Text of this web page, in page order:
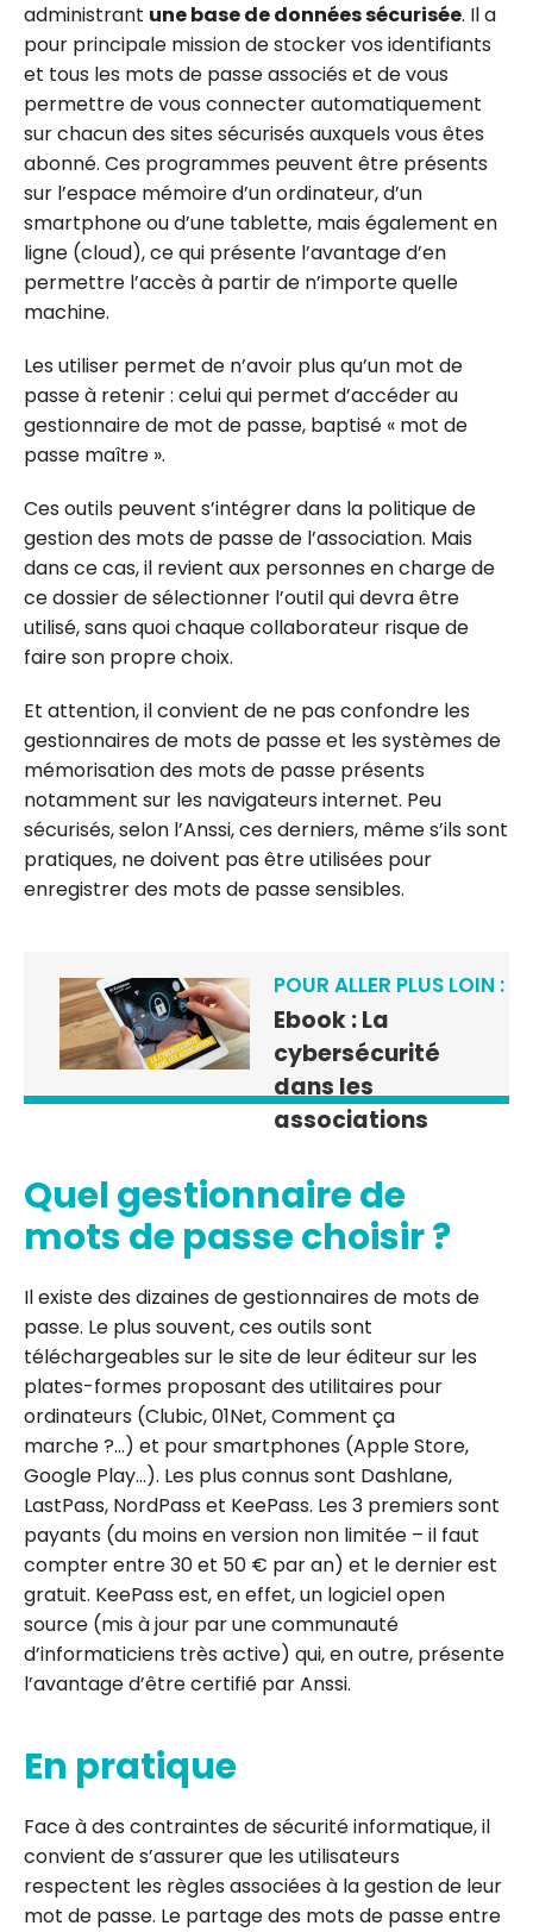
administrant une base de données sécurisée. Il a
pour principale mission de stocker vos identifiants
et tous les mots de passe associés et de vous
permettre de vous connecter automatiquement
sur chacun des sites sécurisés auxquels vous êtes
abonné. Ces programmes peuvent être présents
sur l’espace mémoire d’un ordinateur, d’un
smartphone ou d’une tablette, mais également en
ligne (cloud), ce qui présente l’avantage d’en
permettre l’accès à partir de n’importe quelle
machine.
Les utiliser permet de n’avoir plus qu’un mot de
passe à retenir : celui qui permet d’accéder au
gestionnaire de mot de passe, baptisé « mot de
passe maître ».
Ces outils peuvent s’intégrer dans la politique de
gestion des mots de passe de l’association. Mais
dans ce cas, il revient aux personnes en charge de
ce dossier de sélectionner l’outil qui devra être
utilisé, sans quoi chaque collaborateur risque de
faire son propre choix.
Et attention, il convient de ne pas confondre les
gestionnaires de mots de passe et les systèmes de
mémorisation des mots de passe présents
notamment sur les navigateurs internet. Peu
sécurisés, selon l’Anssi, ces derniers, même s’ils sont
pratiques, ne doivent pas être utilisées pour
enregistrer des mots de passe sensibles.
POUR ALLER PLUS LOIN :
Ebook : La
cybersécurité
dans les
associations
Quel gestionnaire de
mots de passe choisir ?
Il existe des dizaines de gestionnaires de mots de
passe. Le plus souvent, ces outils sont
téléchargeables sur le site de leur éditeur sur les
plates-formes proposant des utilitaires pour
ordinateurs (Clubic, 01Net, Comment ça
marche ?…) et pour smartphones (Apple Store,
Google Play…). Les plus connus sont Dashlane,
LastPass, NordPass et KeePass. Les 3 premiers sont
payants (du moins en version non limitée – il faut
compter entre 30 et 50 € par an) et le dernier est
gratuit. KeePass est, en effet, un logiciel open
source (mis à jour par une communauté
d’informaticiens très active) qui, en outre, présente
l’avantage d’être certifié par Anssi.
En pratique
Face à des contraintes de sécurité informatique, il
convient de s’assurer que les utilisateurs
respectent les règles associées à la gestion de leur
mot de passe. Le partage des mots de passe entre